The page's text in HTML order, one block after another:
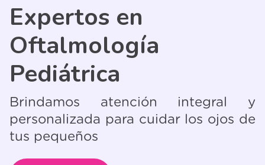
Expertos en
Oftalmología
Pediátrica
Brindamos atención integral y
personalizada para cuidar los ojos de
tus pequeños